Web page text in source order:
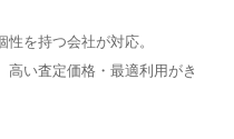
を持つ会社が対応。
高い査定価格・最適利用がき